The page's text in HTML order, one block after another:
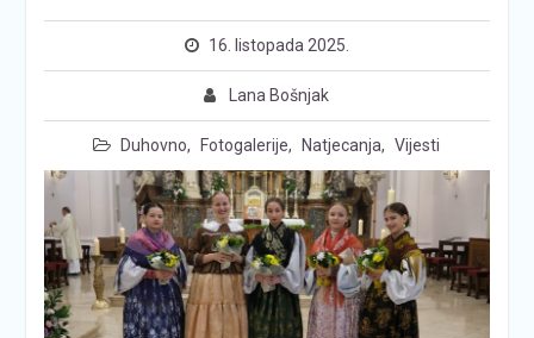
16. listopada 2025.
Lana Bošnjak
Duhovno, Fotogalerije, Natjecanja, Vijesti